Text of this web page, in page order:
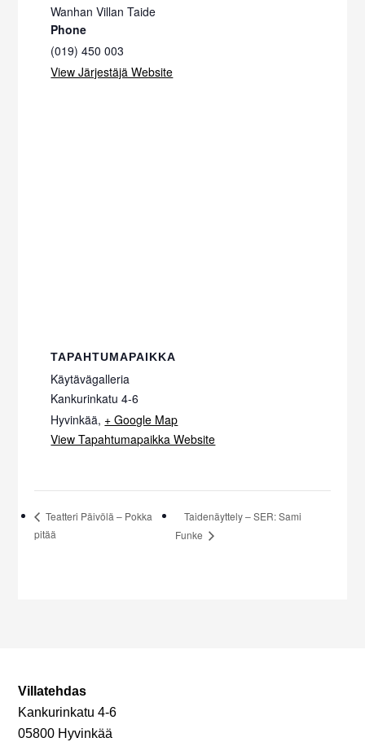
Wanhan Villan Taide
Phone
(019) 450 003
View Järjestäjä Website
TAPAHTUMAPAIKKA
Käytävägalleria
Kankurinkatu 4-6
Hyvinkää, + Google Map
View Tapahtumapaikka Website
Teatteri Päivölä – Pokka
pitää
Taidenäyttely – SER: Sami
Funke
Villatehdas
Kankurinkatu 4-6
05800 Hyvinkää